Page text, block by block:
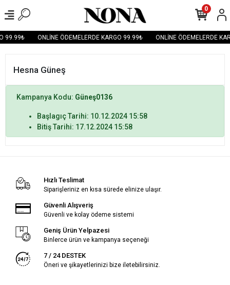
99.99₺ ONLİNE ÖDEMELERDE KARGO 99.99₺ ONLİNE ÖDEMELERDE
0
Hesna Güneş
Kampanya Kodu: Güneş0136
Başlagıç Tarihi: 10.12.2024 15:58
Bitiş Tarihi: 17.12.2024 15:58
Hızlı Teslimat
Siparişleriniz en kısa sürede elinize ulaşır.
Güvenli Alışveriş
Güvenli ve kolay ödeme sistemi
Geniş Ürün Yelpazesi
Binlerce ürün ve kampanya seçeneği
7 / 24 DESTEK
Öneri ve şikayetlerinizi bize iletebilirsiniz.